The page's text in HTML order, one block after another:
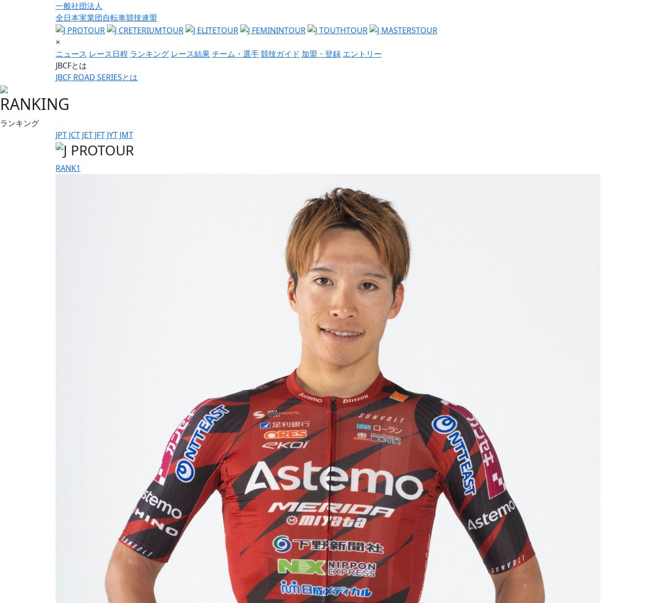
一般社団法人
全日本実業団自転車競技連盟
×
ニュース レース日程 ランキング レース結果チーム・選手競技ガイド 加盟・登録 エントリー
JBCFとは
JBCF ROAD SERIESとは
RANKING
ランキング
JPT JCT JET JFT JYT JMT
RANK1